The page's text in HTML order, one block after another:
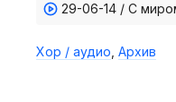
29-06-14 / С
Хор / аудио Архив